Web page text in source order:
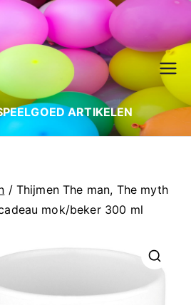
ARTIKELEN
/ Thijmen The man, The myth
mok/beker 300 ml